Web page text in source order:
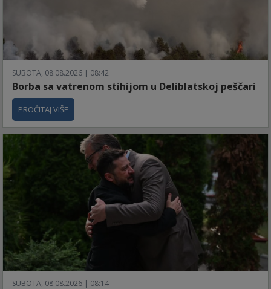
SUBOTA, 08.08.2026 | 08:42
Borba sa vatrenom stihijom u Deliblatskoj peščari
PROČITAJ VIŠE
SUBOTA, 08.08.2026 | 08:14